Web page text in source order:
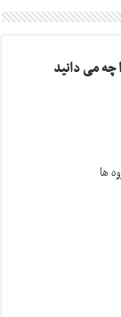
چه می دانید
ها